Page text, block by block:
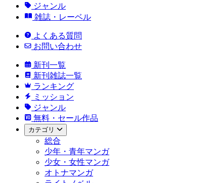
ジャンル
雑誌・レーベル
よくある質問
お問い合わせ
新刊一覧
新刊雑誌一覧
ランキング
ミッション
ジャンル
無料・セール作品
カテゴリ
総合
少年・青年マンガ
少女・女性マンガ
オトナマンガ